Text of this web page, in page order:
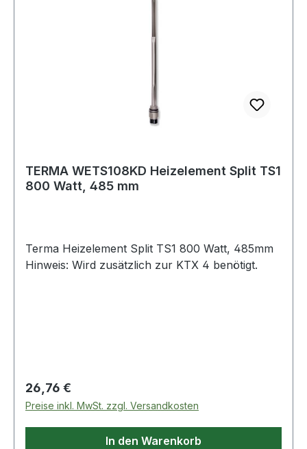
TERMA WETS108KD Heizelement Split TS1
800 Watt, 485 mm
Terma Heizelement Split TS1 800 Watt, 485mm
Hinweis: Wird zusätzlich zur KTX 4 benötigt.
Regulärer Preis:
26,76 €
Preise inkl. MwSt. zzgl. Versandkosten
In den Warenkorb